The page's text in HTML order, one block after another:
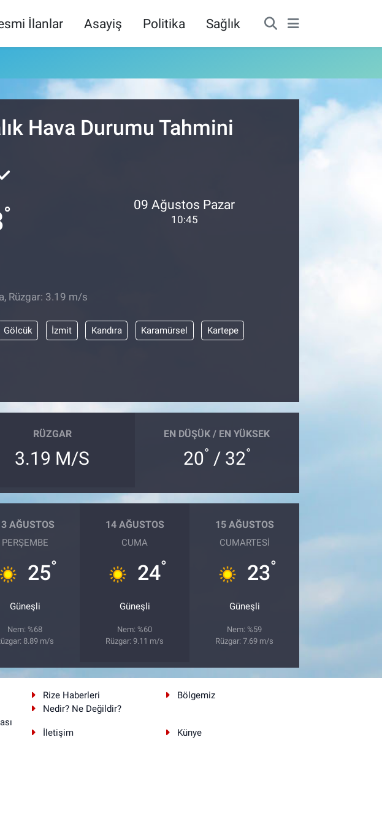
İlanlar Asayiş Politika Sağlık
Hava Durumu Tahmini
° 09 Ağustos Pazar
10:45
Rüzgar: 3.19 m/s
Gölcük İzmit Kandıra Karamürsel Kartepe
RÜZGAR
3.19 M/S
EN DÜŞÜK / EN YÜKSEK
20° / 32°
AĞUSTOS
PERŞEMBE
25°
Güneşli
Nem: %68
8.89 m/s
14 AĞUSTOS
CUMA
24°
Güneşli
Nem: %60
Rüzgar: 9.11 m/s
15 AĞUSTOS
CUMARTESI
23°
Güneşli
Nem: %59
Rüzgar: 7.69 m/s
Rize Haberleri
Bölgemiz
Nedir? Ne Değildir?
İletişim Künye